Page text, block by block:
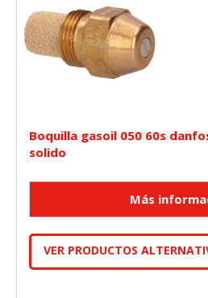
Boquilla gasoil 050 60s
solido
VER PRODUCTOS